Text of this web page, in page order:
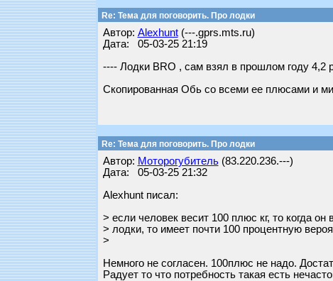
Re: Тема для поговорить. Про лодки
Автор: Alexhunt(---.gprs.mts.ru)
Дата: 05-03-25 21:19
---- Лодки BRO , сам взял в прошлом году 4,2
Скопированная Обь со всеми ее плюсами и
Re: Тема для поговорить. Про лодки
Автор: Моторогубитель(83.220.236.---)
Дата: 05-03-25 21:32
Alexhunt писал:
> если человек весит 100 плюс кг, то когда он
> лодки, то имеет почти 100 процентную
>
Немного не согласен. 100плюс не надо.
Радует то что потребность такая есть